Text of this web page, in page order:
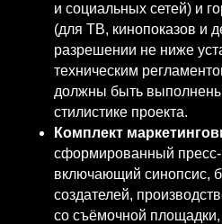
и социальных сетей) и
(для ТВ, кинопоказов и
разрешении не ниже
техническим
должны быть
стилистике проекта.
Комплект
сформированный пресс-
включающий синопсис,
создателей,
со съёмочной